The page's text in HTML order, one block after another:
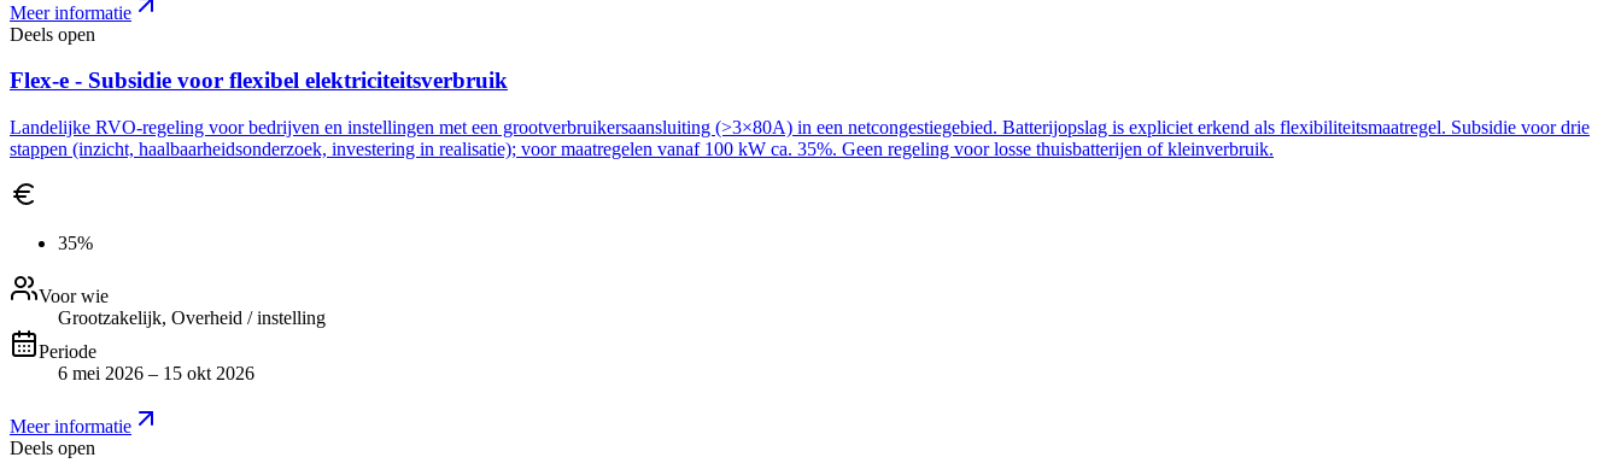
Meer informatie
Deels open
Flex-e - Subsidie voor flexibel elektriciteitsverbruik
Landelijke RVO-regeling voor bedrijven en instellingen met een grootverbruikersaansluiting (>3×80A) in een netcongestiegebied. Batterijopslag is expliciet erkend als flexibiliteitsmaatregel. Subsidie voor drie
stappen (inzicht, haalbaarheidsonderzoek, investering in realisatie); voor maatregelen vanaf 100 kW ca. 35%. Geen regeling voor losse thuisbatterijen of kleinverbruik.
35%
Voor wie
Grootzakelijk, Overheid / instelling
Periode
6 mei 2026 – 15 okt 2026
Meer informatie
Deels open